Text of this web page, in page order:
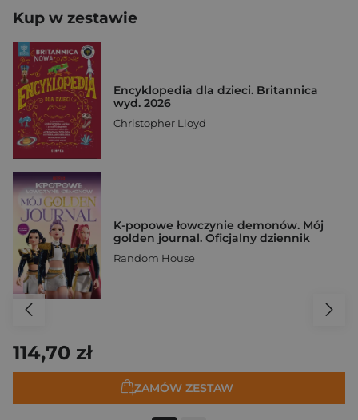
Kup w zestawie
Encyklopedia dla dzieci. Britannica
wyd. 2026
Christopher Lloyd
K-popowe łowczynie demonów. Mój
golden journal. Oficjalny dziennik
Random House
114,70 zł
ZAMÓW ZESTAW